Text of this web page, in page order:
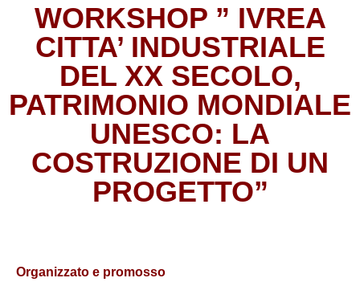
WORKSHOP ” IVREA
CITTA’ INDUSTRIALE
DEL XX SECOLO,
PATRIMONIO MONDIALE
UNESCO: LA
COSTRUZIONE DI UN
PROGETTO”
Organizzato e promosso